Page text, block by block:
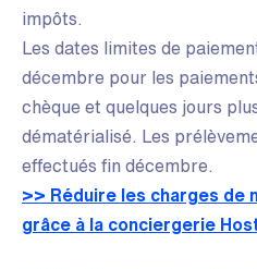
impôts.
Les dates limites de
décembre pour les
chèque et quelques jours
dématérialisé. Les
effectués fin décembre.
>> Réduire les charges de
grâce à la conciergerie